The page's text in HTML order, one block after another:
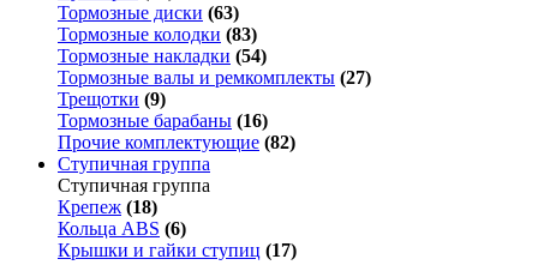
Тормозные диски (63)
Тормозные колодки (83)
Тормозные накладки (54)
Тормозные валы и ремкомплекты (27)
Трещотки (9)
Тормозные барабаны (16)
Прочие комплектующие (82)
Ступичная группа
Ступичная группа
Крепеж (18)
Кольца ABS (6)
Крышки и гайки ступиц (17)